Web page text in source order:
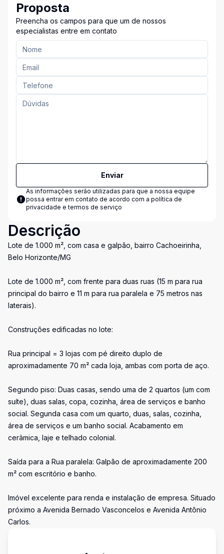
Proposta
Preencha os campos para que um de nossos
especialistas entre em contato
Enviar
As informações serão utilizadas para que a nossa equipe
possa entrar em contato de acordo com a política de
privacidade e termos de serviço
Descrição
Lote de 1.000 m², com casa e galpão, bairro Cachoeirinha,
Belo Horizonte/MG
Lote de 1.000 m², com frente para duas ruas (15 m para rua
principal do bairro e 11 m para rua paralela e 75 metros nas
laterais).
Construções edificadas no lote:
Rua principal = 3 lojas com pé direito duplo de
aproximadamente 70 m² cada loja, ambas com porta de aço.
Segundo piso: Duas casas, sendo uma de 2 quartos (um com
suíte), duas salas, copa, cozinha, área de serviços e banho
social. Segunda casa com um quarto, duas, salas, cozinha,
área de serviços e um banho social. Acabamento em
cerâmica, laje e telhado colonial.
Saída para a Rua paralela: Galpão de aproximadamente 200
m² com escritório e banho.
Imóvel excelente para renda e instalação de empresa. Situado
próximo a Avenida Bernado Vasconcelos e Avenida Antônio
Carlos.